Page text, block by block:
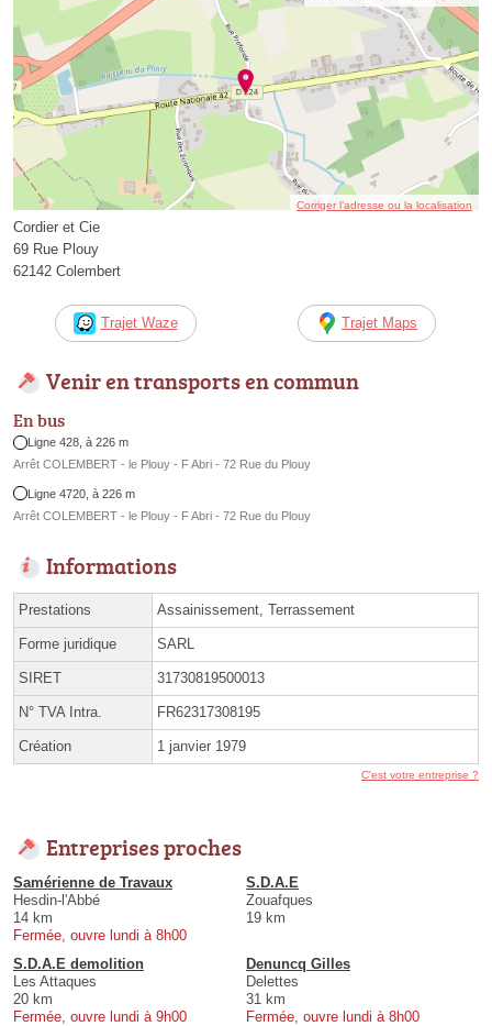
Corriger l’adresse ou la localisation
Cordier et Cie
69 Rue Plouy
62142 Colembert
Trajet Waze Trajet Maps
Venir en transports en commun
En bus
Ligne 428, à 226 m
Arrêt COLEMBERT - le Plouy - F Abri - 72 Rue du Plouy
Ligne 4720, à 226 m
Arrêt COLEMBERT - le Plouy - F Abri - 72 Rue du Plouy
Informations
Prestations Assainissement, Terrassement
Forme juridique SARL
SIRET 31730819500013
N° TVA Intra. FR62317308195
Création 1 janvier 1979
C'est votre entreprise ?
Entreprises proches
Samérienne de Travaux
Hesdin-l'Abbé
14 km
Fermée, ouvre lundi à 8h00
S.D.A.E
Zouafques
19 km
S.D.A.E demolition
Les Attaques
20 km
Fermée, ouvre lundi à 9h00
Denuncq Gilles
Delettes
31 km
Fermée, ouvre lundi à 8h00